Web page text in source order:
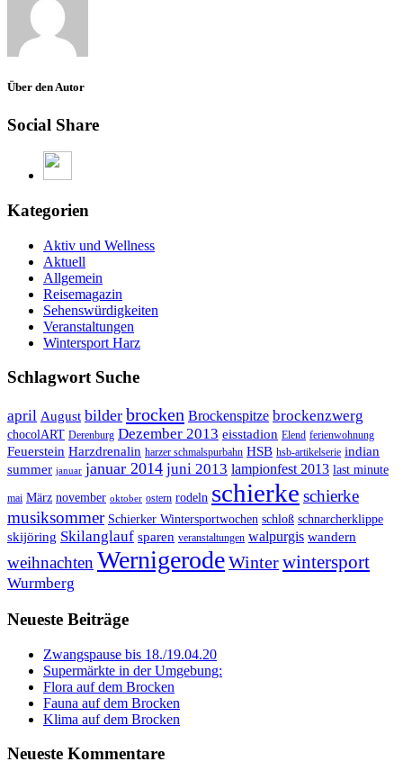
Über den Autor
Social Share
Kategorien
Aktiv und Wellness
Aktuell
Allgemein
Reisemagazin
Sehenswürdigkeiten
Veranstaltungen
Wintersport Harz
Schlagwort Suche
april August bilder brocken Brockenspitze brockenzwerg
chocolART Derenburg Dezember 2013 eisstadion Elend ferienwohnung
Feuerstein Harzdrenalin harzer schmalspurbahn HSB hsb-artikelserie indian
summer januar januar 2014 juni 2013 lampionfest 2013 last minute
mai März november oktober ostern rodeln schierke schierke
musiksommer Schierker Wintersportwochen schloß schnarcherklippe
skijöring Skilanglauf sparen veranstaltungen walpurgis wandern
weihnachten WernigerodeWinterwintersport
Wurmberg
Neueste Beiträge
Zwangspause bis 18./19.04.20
Supermärkte in der Umgebung:
Flora auf dem Brocken
Fauna auf dem Brocken
Klima auf dem Brocken
Neueste Kommentare